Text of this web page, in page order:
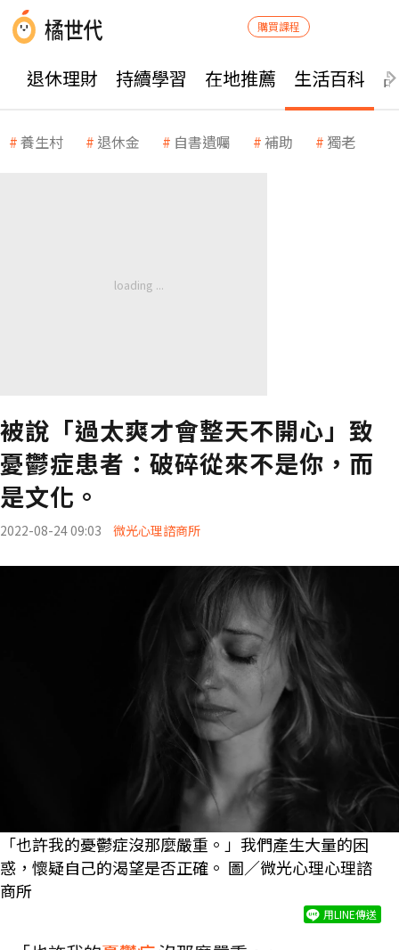
購買課程
退休理財 持續學習 在地推薦 生活百科
養生村 退休金 自書遺囑 補助 獨老
被說「過太爽才會整天不開心」致
憂鬱症患者：破碎從來不是你，而
是文化。
2022-08-24 09:03 微光心理諮商所
「也許我的憂鬱症沒那麼嚴重。」我們產生大量的困
惑，懷疑自己的渴望是否正確。 圖／微光心理心理諮
商所
用LINE傳送